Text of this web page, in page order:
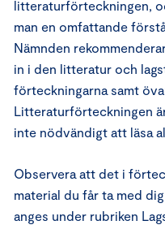
litteraturförteckningen,
man en omfattande
Nämnden
in i den litteratur och
förteckningarna samt
Litteraturförteckningen
inte nödvändigt att läsa
Observera att det i
material du får ta med
anges under rubriken